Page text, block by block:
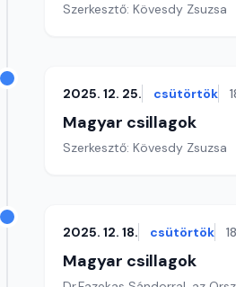
Szerkesztő: Kövesdy Zsuzsa
2025. 12. 25. csütörtök
Magyar csillagok
Szerkesztő: Kövesdy Zsuzsa
2025. 12. 18. csütörtök
Magyar csillagok